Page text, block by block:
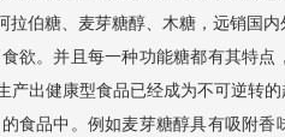
伯糖、麦芽糖醇、木糖，远销国内
欲。并且每一种功能糖都有其特点
出健康型食品已经成为不可逆转的
食品中。例如麦芽糖醇具有吸附香